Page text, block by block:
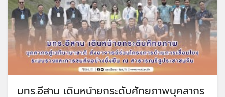
มทร.อีสาน เดินหน้ายกระดับศักยภาพบุคลากร